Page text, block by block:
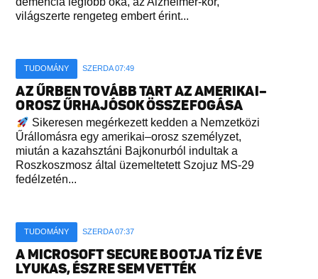
világszerte rengeteg embert érint...
TUDOMÁNY SZERDA 07:49
AZ ŰRBEN TOVÁBB TART AZ AMERIKAI–
OROSZ ŰRHAJÓSOK ÖSSZEFOGÁSA
Sikeresen megérkezett kedden a Nemzetközi
Űrállomásra egy amerikai–orosz személyzet,
miután a kazahsztáni Bajkonurból indultak a
Roszkoszmosz által üzemeltetett Szojuz MS-29
fedélzetén...
TUDOMÁNY SZERDA 07:37
A MICROSOFT SECURE BOOTJA TÍZ ÉVE
LYUKAS, ÉSZRE SEM VETTÉK